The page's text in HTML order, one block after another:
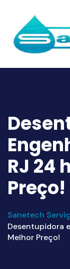
RJ 24
Preço!
Sanetech
Desentupidora
Melhor Preço!